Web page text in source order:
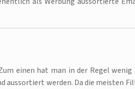
einen hat man in der Regel wenig
aussortiert werden. Da die meisten